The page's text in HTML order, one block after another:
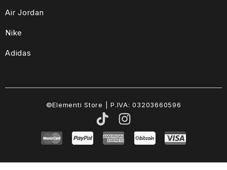
Air Jordan
Nike
Adidas
©Elementi Store | P.IVA: 03203660596